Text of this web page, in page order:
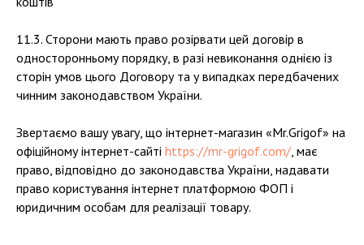
11.3. Сторони мають право розірвати цей договір в
односторонньому порядку, в разі невиконання однією із
сторін умов цього Договору та у випадках передбачених
чинним законодавством України.
Звертаємо вашу увагу, що інтернет-магазин «Mr.Grigof» на
офіційному інтернет-сайті https://mr-grigof.com/, має
право, відповідно до законодавства України, надавати
право користування інтернет платформою ФОП і
юридичним особам для реалізації товару.